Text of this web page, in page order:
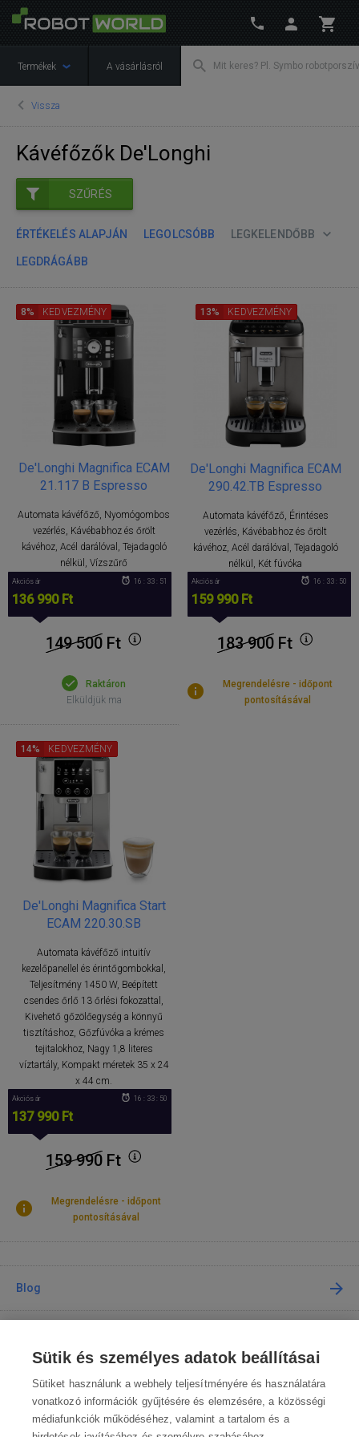
Termékek A vásárlásról
Vissza
Kávéfőzők De'Longhi
SZŰRÉS
ÉRTÉKELÉS ALAPJÁN LEGOLCSÓBB LEGKELENDŐBB
LEGDRÁGÁBB
De'Longhi Magnifica ECAM
21.117 B Espresso
Automata kávéfőző, Nyomógombos
vezérlés, Kávébabhoz és őrölt
kávéhoz, Acél darálóval, Tejadagoló
nélkül, Vízszűrő
8% KEDVEZMÉNY
Akciós ár
136 990 Ft
16 : 33 : 50
149 500 Ft
Raktáron
Elküldjük ma
De'Longhi Magnifica ECAM
290.42.TB Espresso
Automata kávéfőző, Érintéses
vezérlés, Kávébabhoz és őrölt
kávéhoz, Acél darálóval, Tejadagoló
nélkül, Két fúvóka
13% KEDVEZMÉNY
Akciós ár
159 990 Ft
16 : 33 : 49
183 900 Ft
Megrendelésre - időpont
pontosításával
De'Longhi Magnifica Start
ECAM 220.30.SB
Automata kávéfőző intuitív
kezelőpanellel és érintőgombokkal,
Teljesítmény 1450 W, Beépített
csendes őrlő 13 őrlési fokozattal,
Kivehető gőzölőegység a könnyű
tisztításhoz, Gőzfúvóka a krémes
tejitalokhoz, Nagy 1,8 literes
víztartály, Kompakt méretek 35 x 24
x 44 cm.
14% KEDVEZMÉNY
Akciós ár
137 990 Ft
16 : 33 : 49
159 990 Ft
Megrendelésre - időpont
pontosításával
Blog
A vásárlásról
Kapcsolat
Sütik és személyes adatok beállításai
Sütiket használunk a webhely teljesítményére és használatára
vonatkozó információk gyűjtésére és elemzésére, a közösségi
médiafunkciók működéséhez, valamint a tartalom és a